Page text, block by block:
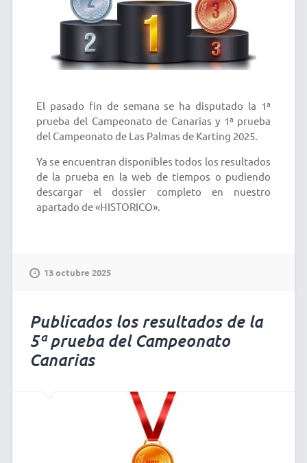
El pasado fin de semana se ha disputado la 1ª
prueba del Campeonato de Canarias y 1ª prueba
del Campeonato de Las Palmas de Karting 2025.
Ya se encuentran disponibles todos los resultados
de la prueba en la web de tiempos o pudiendo
descargar el dossier completo en nuestro
apartado de «HISTORICO».
13 octubre 2025
Publicados los resultados de la
5ª prueba del Campeonato
Canarias